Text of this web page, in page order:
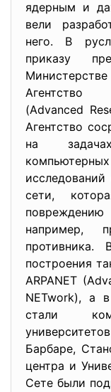
ядерным и
вели
него. В
приказу
Агентство
(Advanced
Агентство
на
сети,
например,
построения
ARPANET
NETwork), а
стали
Барбаре,
центра и
Сете были